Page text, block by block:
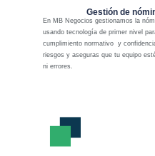
Gestión de
En MB Negocios gestionamos la
usando tecnología de primer nivel
cumplimiento normativo y
riesgos y aseguras que tu equipo
ni errores.